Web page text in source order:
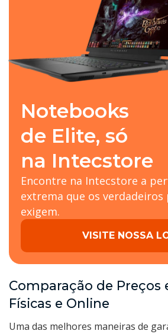
Notebooks
de Elite, só
na Intecstore
Encontre na Intecstore a
extrema que os
exigem.
VISITE NOSSA
Comparação de Preços
Físicas e Online
Uma das melhores maneiras de